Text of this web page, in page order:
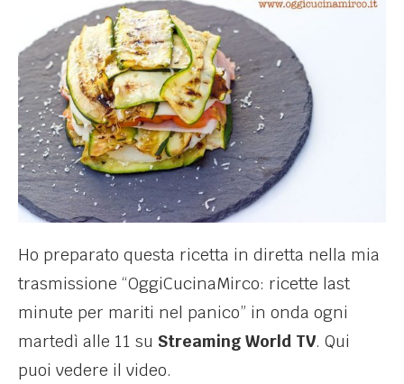
Ho preparato questa ricetta in diretta nella mia
trasmissione “OggiCucinaMirco: ricette last
minute per mariti nel panico” in onda ogni
martedì alle 11 su Streaming World TV. Qui
puoi vedere il video.